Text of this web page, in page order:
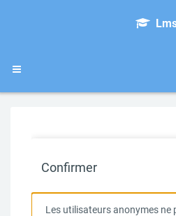
Panneau latéral
Confirmer
Les utilisateurs anonymes ne